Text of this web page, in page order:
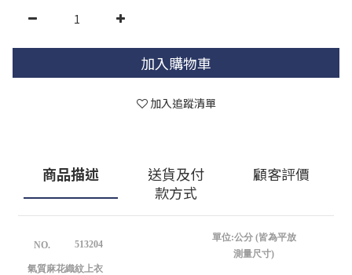
加入購物車
加入追蹤清單
商品描述
送貨及付
款方式
顧客評價
NO. 513204
單位:公分 (皆為平放
測量尺寸)
氣質麻花織紋上衣